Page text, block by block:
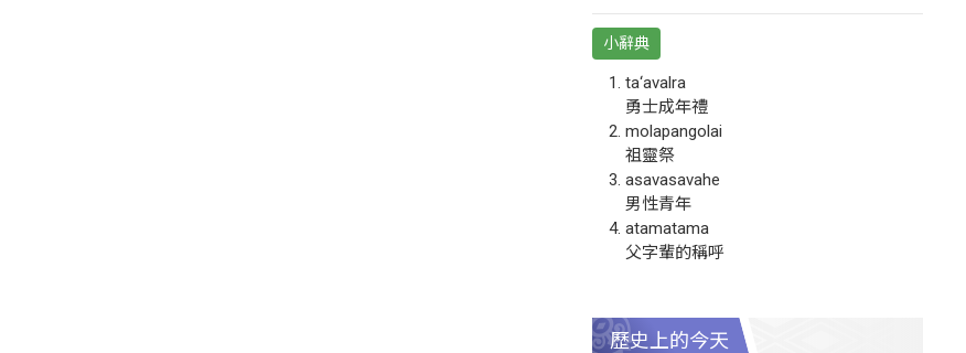
小辭典
ta‘avalra
勇士成年禮
molapangolai
祖靈祭
asavasavahe
男性青年
atamatama
父字輩的稱呼
歷史上的今天